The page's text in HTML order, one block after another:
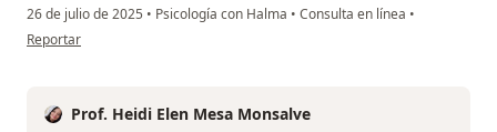
26 de julio de 2025 • Psicología con Halma • Consulta en línea •
en opinión del usuario Lina M Infante
Reportar
Prof. Heidi Elen Mesa Monsalve